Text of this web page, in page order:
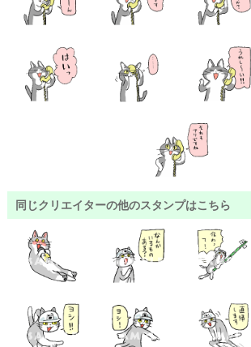
同じクリエイターの他のスタンプはこちら